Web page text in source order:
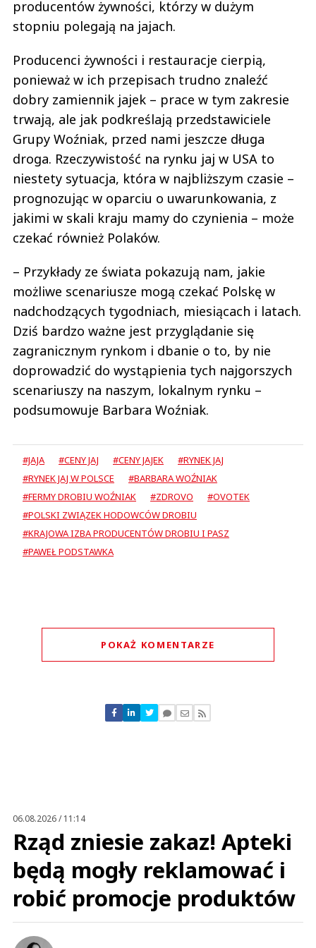
producentów żywności, którzy w dużym
stopniu polegają na jajach.
Producenci żywności i restauracje cierpią,
ponieważ w ich przepisach trudno znaleźć
dobry zamiennik jajek – prace w tym zakresie
trwają, ale jak podkreślają przedstawiciele
Grupy Woźniak, przed nami jeszcze długa
droga. Rzeczywistość na rynku jaj w USA to
niestety sytuacja, która w najbliższym czasie –
prognozując w oparciu o uwarunkowania, z
jakimi w skali kraju mamy do czynienia – może
czekać również Polaków.
– Przykłady ze świata pokazują nam, jakie
możliwe scenariusze mogą czekać Polskę w
nadchodzących tygodniach, miesiącach i latach.
Dziś bardzo ważne jest przyglądanie się
zagranicznym rynkom i dbanie o to, by nie
doprowadzić do wystąpienia tych najgorszych
scenariuszy na naszym, lokalnym rynku –
podsumowuje Barbara Woźniak.
#JAJA #CENY JAJ #CENY JAJEK
#RYNEK JAJ
#RYNEK JAJ W POLSCE
#BARBARA WOŹNIAK
#FERMY DROBIU WOŹNIAK
#ZDROVO
#OVOTEK
#POLSKI ZWIĄZEK HODOWCÓW DROBIU
#KRAJOWA IZBA PRODUCENTÓW DROBIU I PASZ
#PAWEŁ PODSTAWKA
POKAŻ KOMENTARZE
Ta "grypa" była zaplanowana. Po prostu wyniszczanie gospodarki
niektórzy nogami nakryją. Jeśli ludzie nie zaczną się stawiać i to ostro to
będzie coraz gorzej. Bez...
Ta "grypa" była zaplanowana. Po prostu wyniszczanie gospodarki
jajecznej i generowanie drożyzny. I tak rozwalą wszystko po kolei aż się co
niektórzy nogami nakryją. Jeśli ludzie nie zaczną się stawiać i to ostro to
będzie coraz gorzej. Bez kitu, za chwilę taniej będzie 3 kury kupić i trzymać
na balkonach niż kupować jajka. A smaku i zapachu te fermowe nie mają
absolutnie żadnego już. Toż to 20gr nie jest warte nawet. I kiedy wreszcie
większość to są S-ki, często dziwnym trafem też jedno jajko jest jakieś
06.08.2026 / 11:14
Rząd zniesie zakaz! Apteki
będą mogły reklamować i
robić promocje produktów